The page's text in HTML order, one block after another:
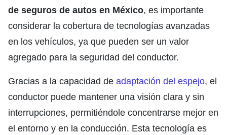
de seguros de autos en México, es importante
considerar la cobertura de tecnologías avanzadas
en los vehículos, ya que pueden ser un valor
agregado para la seguridad del conductor.
Gracias a la capacidad de adaptación del espejo, el
conductor puede mantener una visión clara y sin
interrupciones, permitiéndole concentrarse mejor en
el entorno y en la conducción. Esta tecnología es